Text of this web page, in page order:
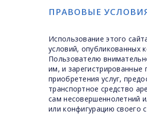
ПРАВОВЫЕ
Использование этого
условий, опубликованных
Пользователю
им, и
приобретения услуг,
транспортное средство
сам несовершеннолетний
или конфигурацию своего